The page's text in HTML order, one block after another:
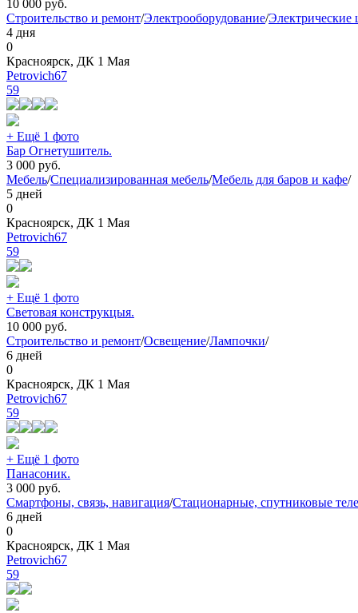
10 000 руб.
Строительство и ремонт/Электрооборудование/
4 дня
0
Красноярск, ДК 1 Мая
Petrovich67
59
+ Ещё 1 фото
Бар Огнетушитель.
3 000 руб.
Мебель/Специализированная мебель/Мебель для баров и кафе/
5 дней
0
Красноярск, ДК 1 Мая
Petrovich67
59
+ Ещё 1 фото
Световая конструкцыя.
10 000 руб.
Строительство и ремонт/Освещение/Лампочки/
6 дней
0
Красноярск, ДК 1 Мая
Petrovich67
59
+ Ещё 1 фото
Панасоник.
3 000 руб.
Смартфоны, связь, навигация/Стационарные, спутниковые
6 дней
0
Красноярск, ДК 1 Мая
Petrovich67
59